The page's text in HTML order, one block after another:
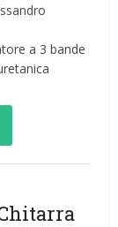
a 3 bande